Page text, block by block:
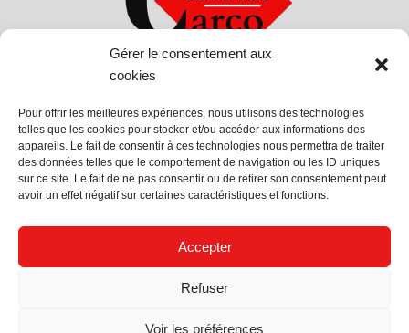
Gérer le consentement aux
cookies
Pour offrir les meilleures expériences, nous utilisons des technologies
telles que les cookies pour stocker et/ou accéder aux informations des
appareils. Le fait de consentir à ces technologies nous permettra de traiter
des données telles que le comportement de navigation ou les ID uniques
sur ce site. Le fait de ne pas consentir ou de retirer son consentement peut
avoir un effet négatif sur certaines caractéristiques et fonctions.
Accepter
Refuser
Voir les préférences
Suivez Nous
Politique de confidentialité